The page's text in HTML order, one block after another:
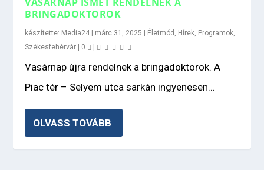
BRINGADOKTOROK
készítette: Media24 | márc 31, 2025 | Életmód Hírek Programok
Székesfehérvár | 0 |
Vasárnap újra rendelnek a bringadoktorok. A
Piac tér – Selyem utca sarkán ingyenesen...
OLVASS TOVÁBB